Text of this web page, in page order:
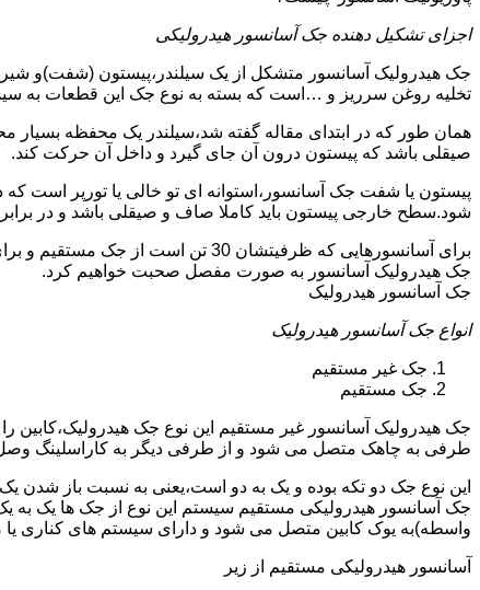
اجزای تشکیل دهنده جک آسانسور هیدرولیکی
جک هیدرولیک آسانسور متشکل از یک سیلندر،پیستون (شفت)و شیر
تخلیه روغن سرریز و …است که بسته به نوع جک این قطعات به
همان طور که در ابتدای مقاله گفته شد،سیلندر یک محفظه
صیقلی باشد که پیستون درون آن جای گیرد و داخل آن حرکت کند.
پیستون یا شفت جک آسانسور،استوانه ای تو خالی یا تورپر است
شود.سطح خارجی پیستون باید کاملا صاف و صیقلی باشد و در
جک هیدرولیک آسانسور به صورت مفصل صحبت خواهیم کرد.
جک آسانسور هیدرولیک
انواع جک آسانسور هیدرولیک
جک غیر مستقیم
جک مستقیم
جک هیدرولیک آسانسور غیر مستقیم این نوع جک
طرفی به چاهک متصل می شود و از طرفی دیگر به کاراسلینگ
این نوع جک دو تکه بوده و یک به دو است،یعنی به نسبت باز شدن
جک آسانسور هیدرولیکی مستقیم سیستم این نوع از جک ها یک به
واسطه)به یوک کابین متصل می شود و دارای سیستم های کناری
آسانسور هیدرولیکی مستقیم از زیر